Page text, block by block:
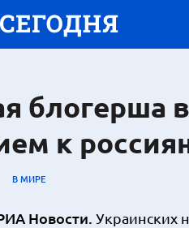
блогерша
к
В МИРЕ
Новости. Украинских